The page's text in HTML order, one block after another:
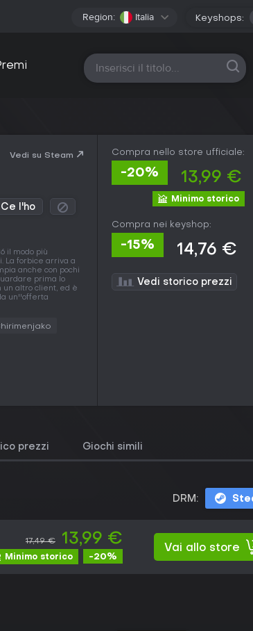
Region: Italia Keyshops:
Tutte le piattaforme
Vedi su Steam
Ce l'ho
il modo più
La forbice arriva a
anche con pochi
prima lo
un altro client, ed è
un''offerta
Compra nello store ufficiale:
-20% 13,99 €
Minimo storico
Compra nei keyshop:
-15% 14,76 €
Vedi storico prezzi
prezzi Giochi simili
DRM:
17,49 € 13,99 €
Minimo storico -20%
Vai allo store